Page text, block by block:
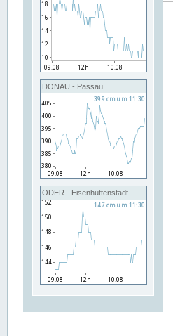
DONAU - Passau
ODER - Eisenhüttenstadt